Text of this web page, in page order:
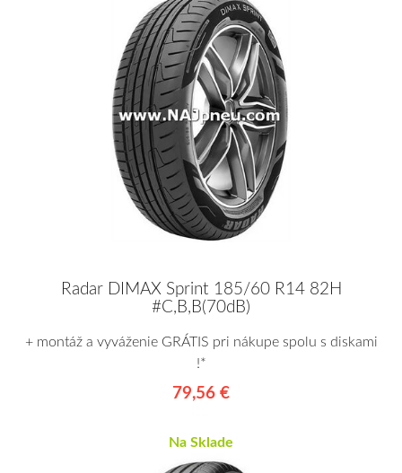
Radar DIMAX Sprint 185/60 R14 82H
#C,B,B(70dB)
+ montáž a vyváženie GRÁTIS pri nákupe spolu s diskami
!*
79,56 €
Na Sklade